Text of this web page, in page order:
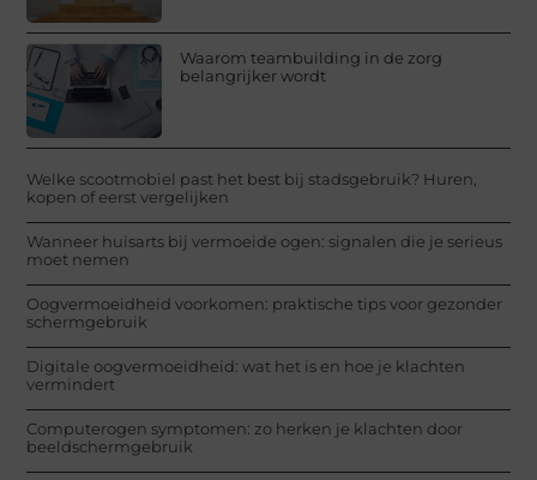
Waarom teambuilding in de zorg
belangrijker wordt
Welke scootmobiel past het best bij stadsgebruik? Huren,
kopen of eerst vergelijken
Wanneer huisarts bij vermoeide ogen: signalen die je serieus
moet nemen
Oogvermoeidheid voorkomen: praktische tips voor gezonder
schermgebruik
Digitale oogvermoeidheid: wat het is en hoe je klachten
vermindert
Computerogen symptomen: zo herken je klachten door
beeldschermgebruik